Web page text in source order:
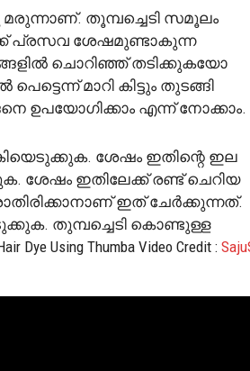
തൂമ്പച്ചെടി സമൂലം
പ്രസവ ശേഷമുണ്ടാകുന്ന
ചൊറിഞ്ഞ് തടിക്കുകയോ
മാറി കിട്ടും തുടങ്ങി
ഉപയോഗിക്കാം എന്ന് നോക്കാം.
ശേഷം ഇതിന്റെ ഇല
ശേഷം ഇതിലേക്ക് രണ്ട് ചെറിയ
ഇത് ചേർക്കുന്നത്.
തുമ്പച്ചെടി കൊണ്ടുള്ള
Thumba Video Credit :